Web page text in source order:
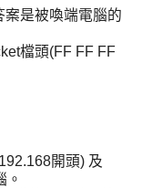
案是被喚端電腦的
檔頭(FF FF FF
開頭) 及
。